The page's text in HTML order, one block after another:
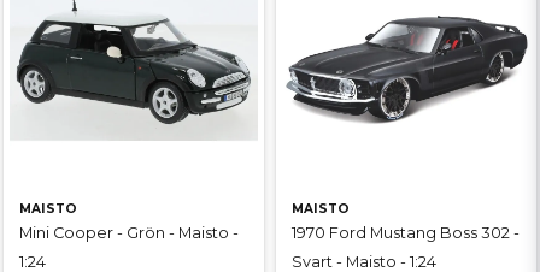
MAISTO
Mini Cooper - Grön - Maisto -
1:24
MAISTO
1970 Ford Mustang Boss 302 -
Svart - Maisto - 1:24